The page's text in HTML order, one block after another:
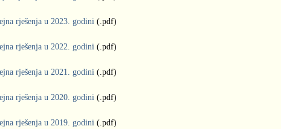
rješenja u 2023. godini (.pdf)
rješenja u 2022. godini (.pdf)
rješenja u 2021. godini (.pdf)
rješenja u 2020. godini (.pdf)
rješenja u 2019. godini (.pdf)